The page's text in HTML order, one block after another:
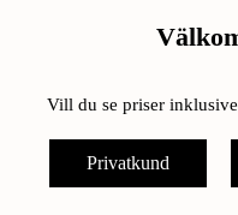
Vill du se priser
Privatkund
Byggfläkt/